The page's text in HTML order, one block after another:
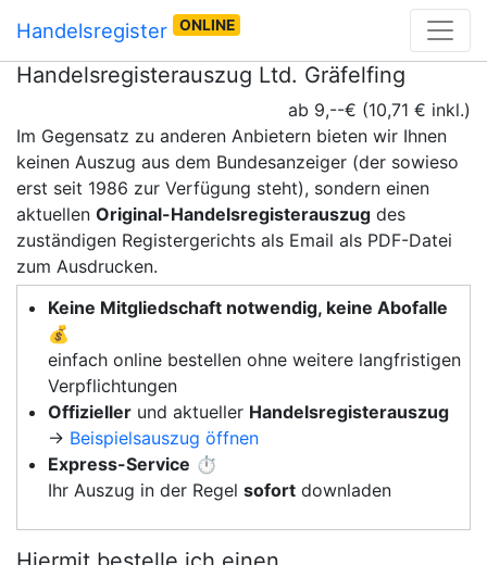
Handelsregister ONLINE
Handelsregisterauszug Ltd. Gräfelfing
ab 9,--€ (10,71 € inkl.)
Im Gegensatz zu anderen Anbietern bieten wir Ihnen
keinen Auszug aus dem Bundesanzeiger (der sowieso
erst seit 1986 zur Verfügung steht), sondern einen
aktuellen Original-Handelsregisterauszug des
zuständigen Registergerichts als Email als PDF-Datei
zum Ausdrucken.
Keine Mitgliedschaft notwendig, keine Abofalle
💰
einfach online bestellen ohne weitere langfristigen
Verpflichtungen
Offizieller und aktueller Handelsregisterauszug
→ Beispielsauszug öffnen
Express-Service ⏱️
Ihr Auszug in der Regel sofort downladen